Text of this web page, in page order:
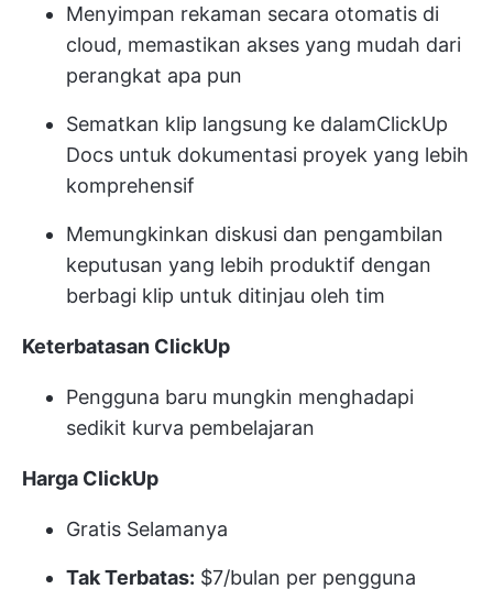
Menyimpan rekaman secara otomatis di
cloud, memastikan akses yang mudah dari
perangkat apa pun
Sematkan klip langsung ke dalamClickUp
Docs untuk dokumentasi proyek yang lebih
komprehensif
Memungkinkan diskusi dan pengambilan
keputusan yang lebih produktif dengan
berbagi klip untuk ditinjau oleh tim
Keterbatasan ClickUp
Pengguna baru mungkin menghadapi
sedikit kurva pembelajaran
Harga ClickUp
Gratis Selamanya
Tak Terbatas: $7/bulan per pengguna